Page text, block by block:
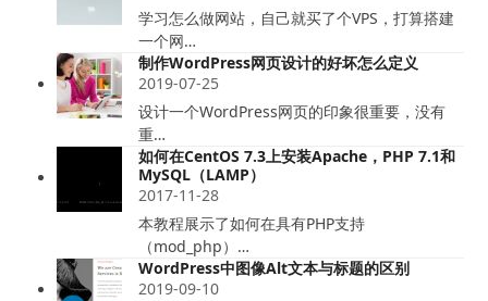
学习怎么做网站，自己就买了个VPS，打算搭建
一个网…
制作WordPress网页设计的好坏怎么定义
2019-07-25
设计一个WordPress网页的印象很重要，没有
重…
如何在CentOS 7.3上安装Apache，PHP 7.1和
M​​ySQL（LAMP）
2017-11-28
本教程展示了如何在具有PHP支持
（mod_php）…
WordPress中图像Alt文本与标题的区别
2019-09-10